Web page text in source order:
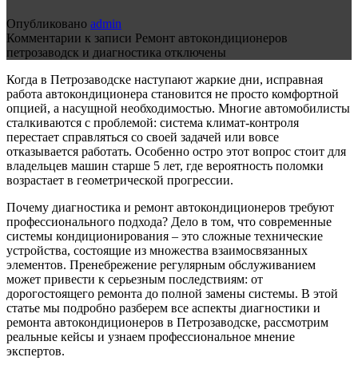
Опубликовано admin
Комментарии к записи Ремонт автокондиционеров
петрозаводск и диагностика отключены
Когда в Петрозаводске наступают жаркие дни, исправная
работа автокондиционера становится не просто комфортной
опцией, а насущной необходимостью. Многие автомобилисты
сталкиваются с проблемой: система климат-контроля
перестает справляться со своей задачей или вовсе
отказывается работать. Особенно остро этот вопрос стоит для
владельцев машин старше 5 лет, где вероятность поломки
возрастает в геометрической прогрессии.
Почему диагностика и ремонт автокондиционеров требуют
профессионального подхода? Дело в том, что современные
системы кондиционирования – это сложные технические
устройства, состоящие из множества взаимосвязанных
элементов. Пренебрежение регулярным обслуживанием
может привести к серьезным последствиям: от
дорогостоящего ремонта до полной замены системы. В этой
статье мы подробно разберем все аспекты диагностики и
ремонта автокондиционеров в Петрозаводске, рассмотрим
реальные кейсы и узнаем профессиональное мнение
экспертов.